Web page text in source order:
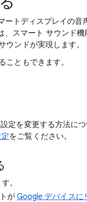
ートディスプレイの
スマート サウンド
ウンドが実現します。
こともできます。
を変更する方法につ
をご覧ください。
。
がGoogle デバイスに